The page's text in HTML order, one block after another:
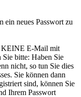
ein neues Passwort zu
KEINE E-Mail mit
Sie bitte: Haben Sie
nicht, so tun Sie dies
Sie können dann
sind, können Sie
Ihrem Passwort